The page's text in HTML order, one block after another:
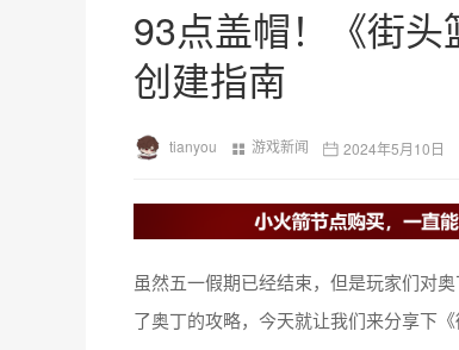
93点盖帽！《街
创建指南
tianyou 游戏新闻 2024年5月10日
虽然五一假期已经结束，但是玩家们对
了奥丁的攻略，今天就让我们来分享下